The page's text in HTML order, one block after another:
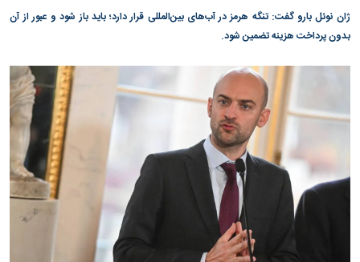
ژان نوئل بارو گفت: تنگه هرمز در آب‌های بین‌المللی قرار دارد؛ باید باز شود و عبور از آن
بدون پرداخت هزینه تضمین شود.